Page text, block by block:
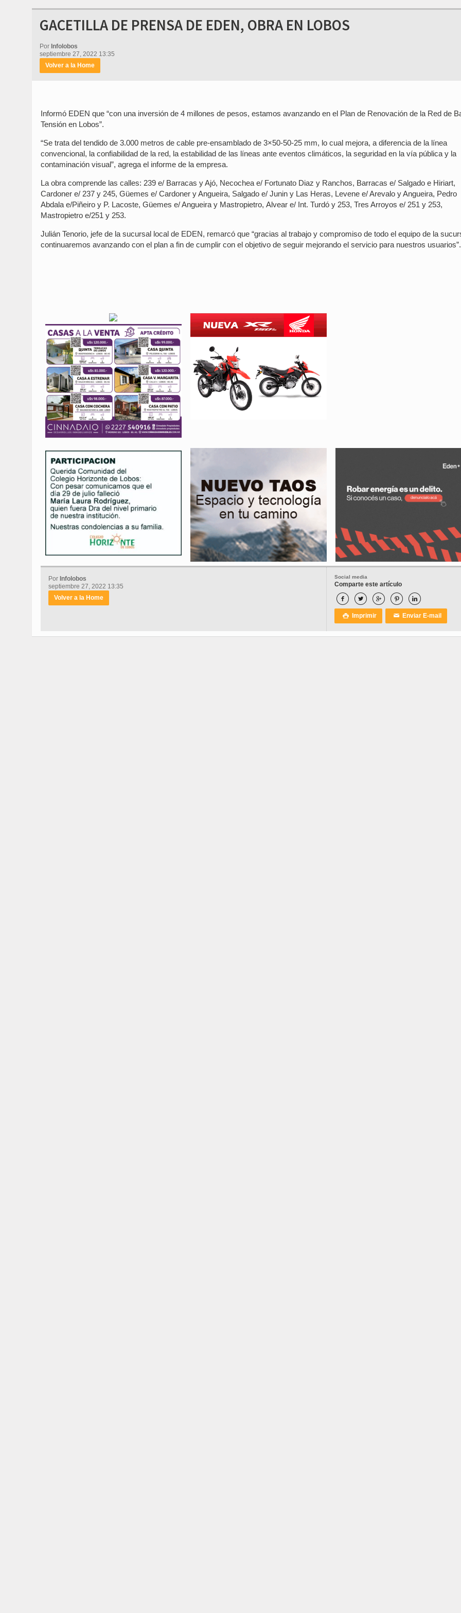
GACETILLA DE PRENSA DE EDEN, OBRA EN LOBOS
Por Infolobos
septiembre 27, 2022 13:35
Volver a la Home
Informó EDEN que “con una inversión de 4 millones de pesos, estamos avanzando en el Plan de Renovación de la Red de
Tensión en Lobos”.
“Se trata del tendido de 3.000 metros de cable pre-ensamblado de 3×50-50-25 mm, lo cual mejora, a diferencia de la línea
convencional, la confiabilidad de la red, la estabilidad de las líneas ante eventos climáticos, la seguridad en la vía pública y la
contaminación visual”, agrega el informe de la empresa.
La obra comprende las calles: 239 e/ Barracas y Ajó, Necochea e/ Fortunato Diaz y Ranchos, Barracas e/ Salgado e Hiriart,
Cardoner e/ 237 y 245, Güemes e/ Cardoner y Angueira, Salgado e/ Junin y Las Heras, Levene e/ Arevalo y Angueira, Pedro
Abdala e/Piñeiro y P. Lacoste, Güemes e/ Angueira y Mastropietro, Alvear e/ Int. Turdó y 253, Tres Arroyos e/ 251 y 253,
Mastropietro e/251 y 253.
Julián Tenorio, jefe de la sucursal local de EDEN, remarcó que “gracias al trabajo y compromiso de todo el equipo de la
continuaremos avanzando con el plan a fin de cumplir con el objetivo de seguir mejorando el servicio para nuestros usuarios”.
Social media
Comparte este artículo
    
 Imprimir ✉ Enviar E-mail
Por Infolobos
septiembre 27, 2022 13:35
Volver a la Home